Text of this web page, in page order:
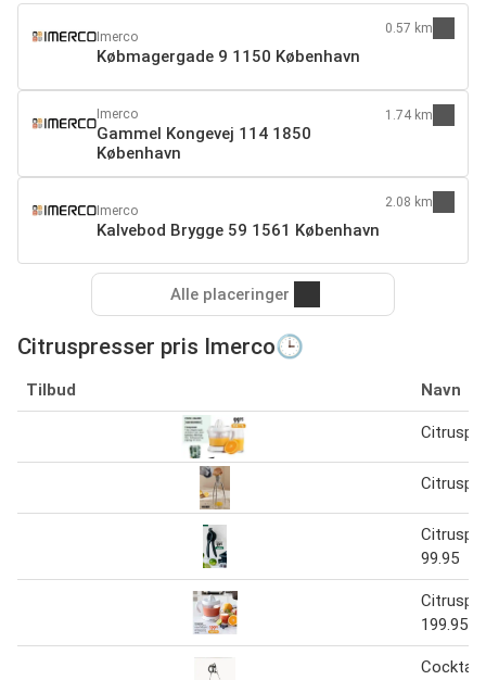
Imerco
Købmagergade 9 1150 København
0.57 km
Imerco
Gammel Kongevej 114 1850
København
1.74 km
Imerco
Kalvebod Brygge 59 1561 København
2.08 km
Alle placeringer
Citruspresser pris Imerco🕒
Tilbud Navn
99.95
199.95
Cocktail